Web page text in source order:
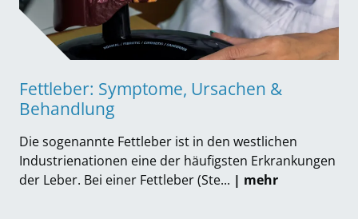
Fettleber: Symptome, Ursachen &
Behandlung
Die sogenannte Fettleber ist in den westlichen
Industrienationen eine der häufigsten Erkrankungen
der Leber. Bei einer Fettleber (Ste... | mehr